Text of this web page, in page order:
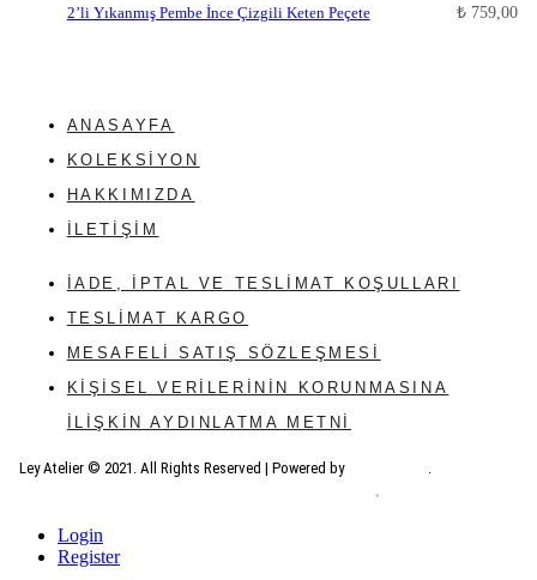
2’li Yıkanmış Pembe İnce Çizgili Keten Peçete ₺ 759,00
ANASAYFA
KOLEKSIYON
HAKKIMIZDA
İLETIŞIM
İADE, İPTAL VE TESLIMAT KOŞULLARI
TESLIMAT KARGO
MESAFELI SATIŞ SÖZLEŞMESI
KIŞISEL VERILERININ KORUNMASINA
ILIŞKIN AYDINLATMA METNI
Ley Atelier © 2021. All Rights Reserved | Powered by .
Login
Register